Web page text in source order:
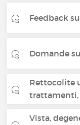
Feedback
Domande
Rettocolite
trattamenti,
Vista,